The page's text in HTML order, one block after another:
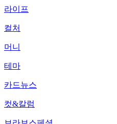
라이프
컬처
머니
테마
카드뉴스
컷&칼럼